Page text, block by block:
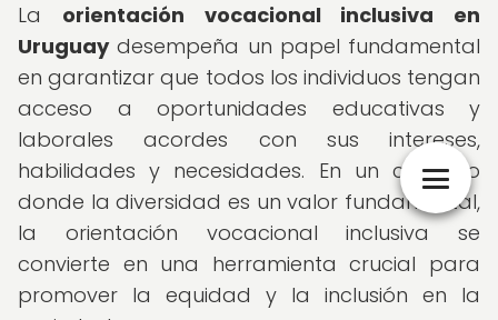
La orientación vocacional inclusiva en
Uruguaydesempeña un papel fundamental
en garantizar que todos los individuos tengan
acceso a oportunidades educativas y
laborales acordes con sus intereses,
habilidades y necesidades. En un contexto
donde la diversidad es un valor fundamental,
la orientación vocacional inclusiva se
convierte en una herramienta crucial para
promover la equidad y la inclusión en la